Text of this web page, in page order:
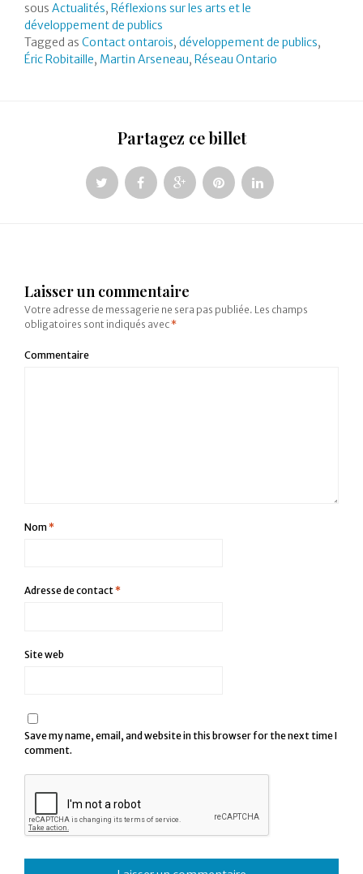
sous Actualités, Réflexions sur les arts et le
développement de publics
Tagged as Contact ontarois, développement de publics,
Éric Robitaille, Martin Arseneau, Réseau Ontario
Partagez ce billet
Laisser un commentaire
Votre adresse de messagerie ne sera pas publiée. Les champs
obligatoires sont indiqués avec*
Commentaire
Nom*
Adresse de contact*
Site web
Save my name, email, and website in this browser for the next time I
comment.